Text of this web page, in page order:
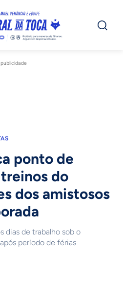
publicidade
ponto de
do
dos amistosos
dias de trabalho sob o
período de férias